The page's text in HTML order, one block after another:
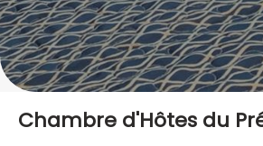
Chambre d'Hôtes du